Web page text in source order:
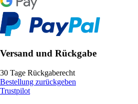
Versand und Rückgabe
30 Tage Rückgaberecht
Bestellung zurückgeben
Trustpilot